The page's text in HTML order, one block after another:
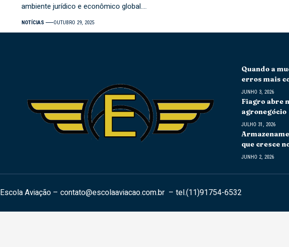
ambiente jurídico e econômico global.…
NOTÍCIAS OUTUBRO 29, 2025
Quando a
erros mais
JUNHO 3, 2026
Fiagro abre
agronegócio
JULHO 31, 2026
que cresce
JUNHO 2, 2026
Escola Aviação – contato@escolaaviacao.com.br– tel.(11)91754-6532